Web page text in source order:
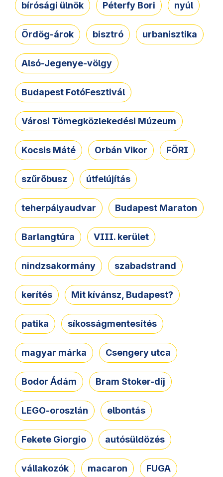
bírósági ülnök Péterfy Bori nyúl
Ördög-árok bisztró urbanisztika
Alsó-Jegenye-völgy
Budapest FotóFesztivál
Városi Tömegközlekedési Múzeum
Kocsis Máté Orbán Vikor FÖRI
szűrőbusz útfelújítás
teherpályaudvar Budapest Maraton
Barlangtúra VIII. kerület
nindzsakormány szabadstrand
kerítés Mit kívánsz, Budapest?
patika síkosságmentesítés
magyar márka Csengery utca
Bodor Ádám Bram Stoker-díj
LEGO-oroszlán elbontás
Fekete Giorgio autósüldözés
vállakozók macaron FUGA